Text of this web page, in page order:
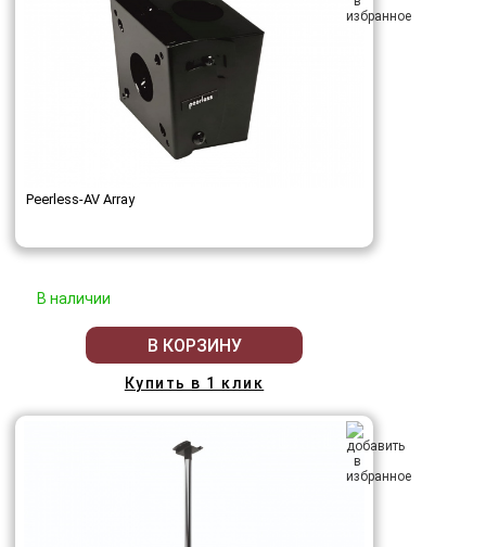
Peerless-AV Array
В наличии
В КОРЗИНУ
Купить в 1 клик